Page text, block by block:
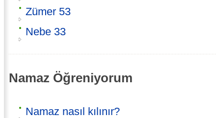
Zümer 53
Nebe 33
Namaz Öğreniyorum
Namaz nasıl kılınır?